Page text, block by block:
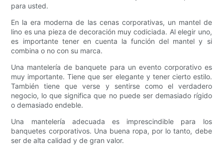
para usted.
En la era moderna de las cenas corporativas, un mantel de
lino es una pieza de decoración muy codiciada. Al elegir uno,
es importante tener en cuenta la función del mantel y si
combina o no con su marca.
Una mantelería de banquete para un evento corporativo es
muy importante. Tiene que ser elegante y tener cierto estilo.
También tiene que verse y sentirse como el verdadero
negocio, lo que significa que no puede ser demasiado rígido
o demasiado endeble.
Una mantelería adecuada es imprescindible para los
banquetes corporativos. Una buena ropa, por lo tanto, debe
ser de alta calidad y de gran valor.